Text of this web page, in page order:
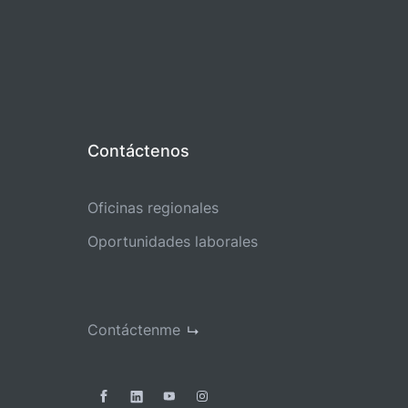
Contáctenos
Oficinas regionales
Oportunidades laborales
Contáctenme